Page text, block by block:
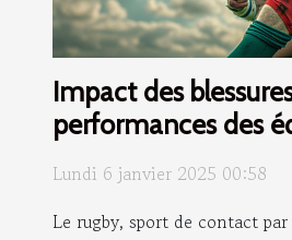
Impact des
performances des
Lundi 6 janvier 2025 00:58
Le rugby, sport de contact